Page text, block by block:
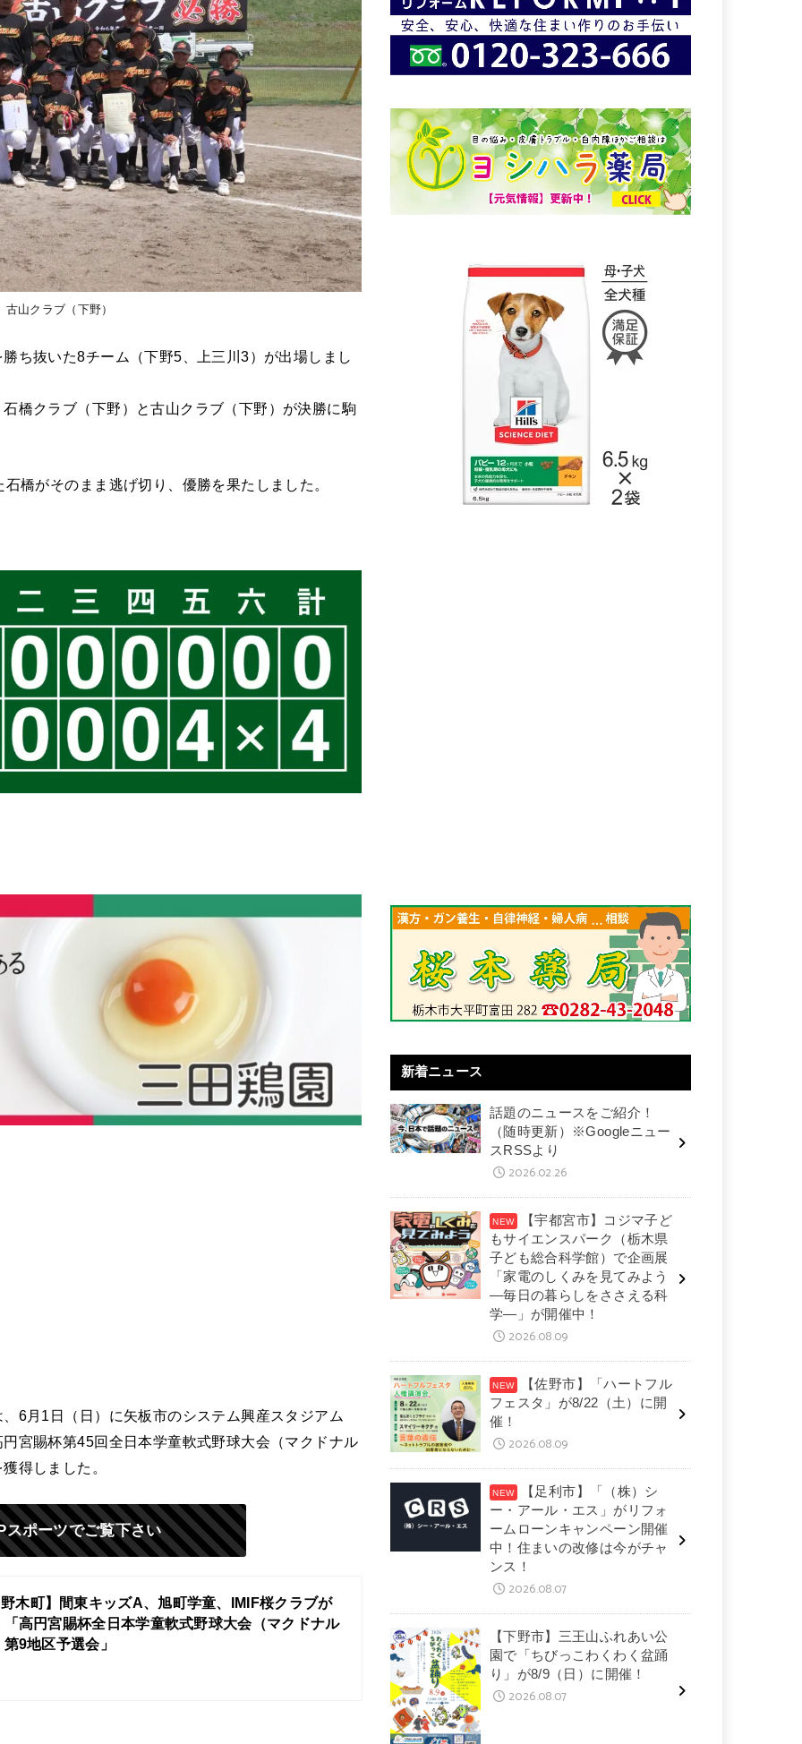
山クラブ（下野）
ち抜いた8チーム（下野5、上三川3）が出場しまし
橋クラブ（下野）と古山クラブ（下野）が決勝に駒
橋がそのまま逃げ切り、優勝を果たしました。
6月1日（日）に矢板市のシステム興産スタジアム
宮賜杯第45回全日本学童軟式野球大会（マクドナル
得しました。
スポーツでご覧下さい
木町】間東キッズA、旭町学童、IMIF桜クラブが
高円宮賜杯全日本学童軟式野球大会（マクドナル
9地区予選会」
新着ニュース
話題のニュースをご紹介！
（随時更新）※Googleニュー
スRSSより
2026.02.26
【宇都宮市】コジマ子ど
もサイエンスパーク（栃木県
子ども総合科学館）で企画展
「家電のしくみを見てみよう
―毎日の暮らしをささえる科
学―」が開催中！
2026.08.09
【佐野市】「ハートフル
フェスタ」が8/22（土）に開
催！
2026.08.09
【足利市】「（株）シ
ー・アール・エス」がリフォ
ームローンキャンペーン開催
中！住まいの改修は今がチャ
ンス！
2026.08.07
【下野市】三王山ふれあい公
園で「ちびっこわくわく盆踊
り」が8/9（日）に開催！
2026.08.07